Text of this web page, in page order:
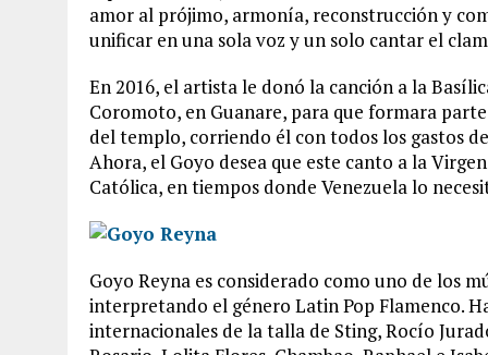
amor al prójimo, armonía, reconstrucción y
unificar en una sola voz y un solo cantar el
En 2016, el artista le donó la canción a la
Coromoto, en Guanare, para que formara
del templo, corriendo él con todos los gastos
Ahora, el Goyo desea que este canto a la
Católica, en tiempos donde Venezuela lo
Goyo Reyna es considerado como uno de los
interpretando el género Latin Pop Flamenco.
internacionales de la talla de Sting, Rocío